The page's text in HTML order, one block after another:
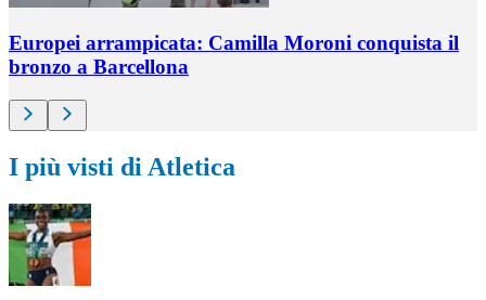
Europei arrampicata: Camilla Moroni conquista il
bronzo a Barcellona
I più visti di Atletica